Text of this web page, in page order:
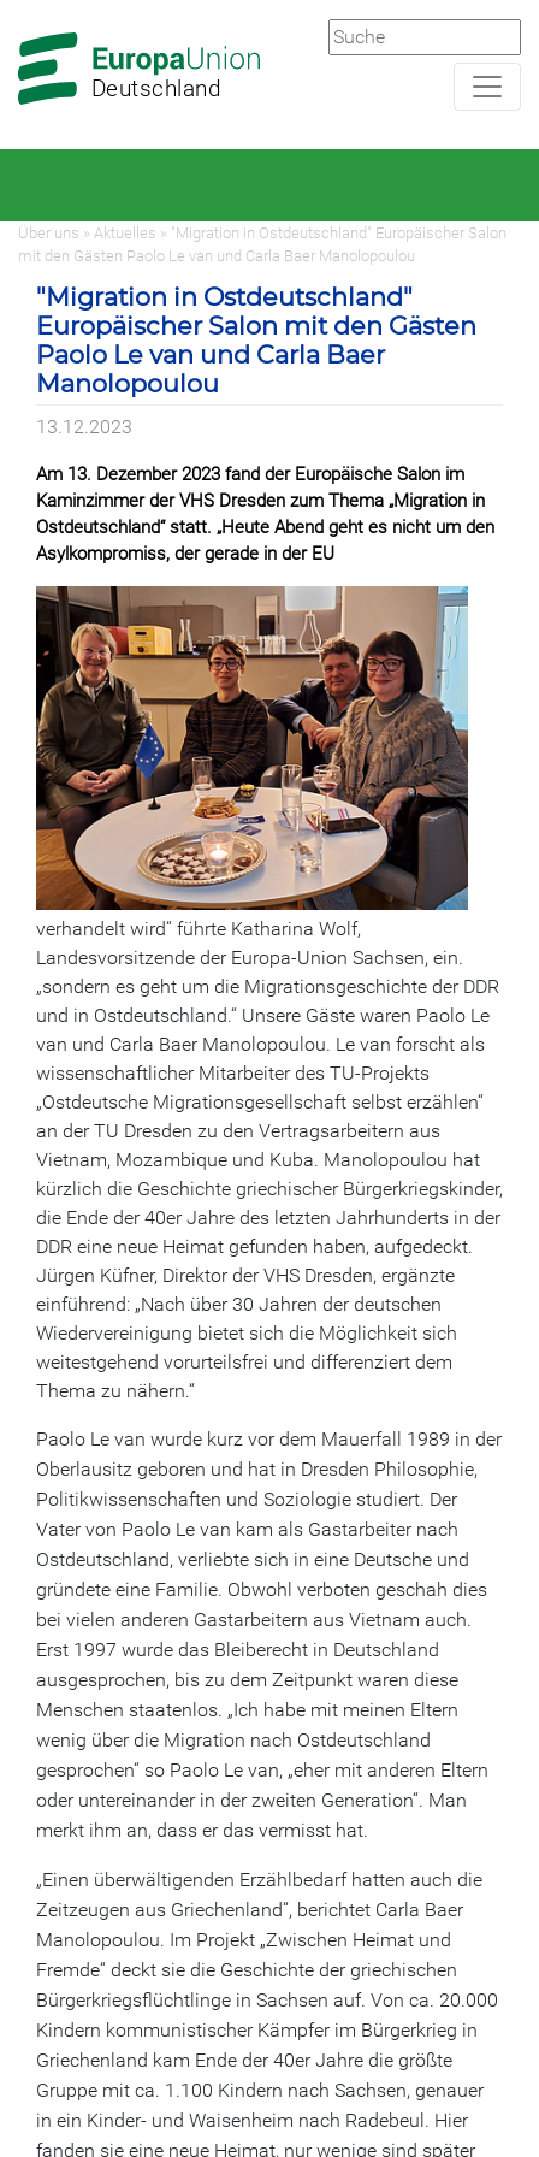
Hauptnavigation
Hauptbereich
Deutschland
Über uns » Aktuelles » "Migration in Ostdeutschland" Europäischer Salon
mit den Gästen Paolo Le van und Carla Baer Manolopoulou
"Migration in Ostdeutschland"
Europäischer Salon mit den Gästen
Paolo Le van und Carla Baer
Manolopoulou
13.12.2023
Am 13. Dezember 2023 fand der Europäische Salon im
Kaminzimmer der VHS Dresden zum Thema „Migration in
Ostdeutschland“ statt. „Heute Abend geht es nicht um den
Asylkompromiss, der gerade in der EU
verhandelt wird“ führte Katharina Wolf,
Landesvorsitzende der Europa-Union Sachsen, ein.
„sondern es geht um die Migrationsgeschichte der DDR
und in Ostdeutschland.“ Unsere Gäste waren Paolo Le
van und Carla Baer Manolopoulou. Le van forscht als
wissenschaftlicher Mitarbeiter des TU-Projekts
„Ostdeutsche Migrationsgesellschaft selbst erzählen“
an der TU Dresden zu den Vertragsarbeitern aus
Vietnam, Mozambique und Kuba. Manolopoulou hat
kürzlich die Geschichte griechischer Bürgerkriegskinder,
die Ende der 40er Jahre des letzten Jahrhunderts in der
DDR eine neue Heimat gefunden haben, aufgedeckt.
Jürgen Küfner, Direktor der VHS Dresden, ergänzte
einführend: „Nach über 30 Jahren der deutschen
Wiedervereinigung bietet sich die Möglichkeit sich
weitestgehend vorurteilsfrei und differenziert dem
Thema zu nähern.“
Paolo Le van wurde kurz vor dem Mauerfall 1989 in der
Oberlausitz geboren und hat in Dresden Philosophie,
Politikwissenschaften und Soziologie studiert. Der
Vater von Paolo Le van kam als Gastarbeiter nach
Ostdeutschland, verliebte sich in eine Deutsche und
gründete eine Familie. Obwohl verboten geschah dies
bei vielen anderen Gastarbeitern aus Vietnam auch.
Erst 1997 wurde das Bleiberecht in Deutschland
ausgesprochen, bis zu dem Zeitpunkt waren diese
Menschen staatenlos. „Ich habe mit meinen Eltern
wenig über die Migration nach Ostdeutschland
gesprochen“ so Paolo Le van, „eher mit anderen Eltern
oder untereinander in der zweiten Generation“. Man
merkt ihm an, dass er das vermisst hat.
„Einen überwältigenden Erzählbedarf hatten auch die
Zeitzeugen aus Griechenland“, berichtet Carla Baer
Manolopoulou. Im Projekt „Zwischen Heimat und
Fremde“ deckt sie die Geschichte der griechischen
Bürgerkriegsflüchtlinge in Sachsen auf. Von ca. 20.000
Kindern kommunistischer Kämpfer im Bürgerkrieg in
Griechenland kam Ende der 40er Jahre die größte
Gruppe mit ca. 1.100 Kindern nach Sachsen, genauer
in ein Kinder- und Waisenheim nach Radebeul. Hier
fanden sie eine neue Heimat, nur wenige sind später